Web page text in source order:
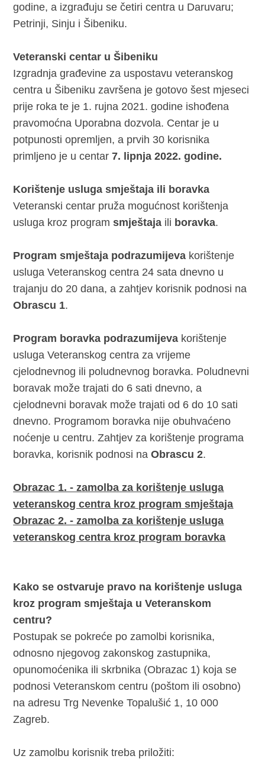
godine, a izgrađuju se četiri centra u Daruvaru;
Petrinji, Sinju i Šibeniku.
Veteranski centar u Šibeniku
Izgradnja građevine za uspostavu veteranskog
centra u Šibeniku završena je gotovo šest mjeseci
prije roka te je 1. rujna 2021. godine ishođena
pravomoćna Uporabna dozvola. Centar je u
potpunosti opremljen, a prvih 30 korisnika
primljeno je u centar7. lipnja 2022. godine.
Korištenje usluga smještaja ili boravka
Veteranski centar pruža mogućnost korištenja
usluga kroz programsmještaja ili boravka.
Program smještaja podrazumijeva korištenje
usluga Veteranskog centra 24 sata dnevno u
trajanju do 20 dana, a zahtjev korisnik podnosi na
Obrascu 1.
Program boravka podrazumijeva korištenje
usluga Veteranskog centra za vrijeme
cjelodnevnog ili poludnevnog boravka. Poludnevni
boravak može trajati do 6 sati dnevno, a
cjelodnevni boravak može trajati od 6 do 10 sati
dnevno. Programom boravka nije obuhvaćeno
noćenje u centru. Zahtjev za korištenje programa
boravka, korisnik podnosi naObrascu 2.
Obrazac 1. - zamolba za korištenje usluga
veteranskog centra kroz program smještaja
Obrazac 2. - zamolba za korištenje usluga
veteranskog centra kroz program boravka
Kako se ostvaruje pravo na korištenje usluga
kroz program smještaja u Veteranskom
centru?
Postupak se pokreće po zamolbi korisnika,
odnosno njegovog zakonskog zastupnika,
opunomoćenika ili skrbnika (Obrazac 1) koja se
podnosi Veteranskom centru (poštom ili osobno)
na adresu Trg Nevenke Topalušić 1, 10 000
Zagreb.
Uz zamolbu korisnik treba priložiti: